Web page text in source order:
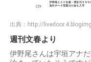
出典： http://
週刊文春より
伊野尾さんは宇垣アナ